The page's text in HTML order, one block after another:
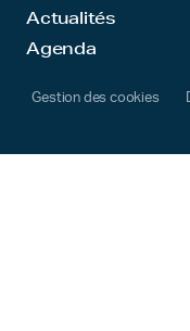
Actualités
Agenda
Gestion des cookies